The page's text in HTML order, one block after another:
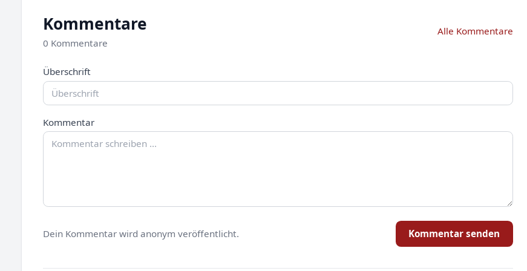
Kommentare
0 Kommentare
Alle Kommentare
Überschrift
Kommentar
Dein Kommentar wird anonym veröffentlicht. Kommentar senden